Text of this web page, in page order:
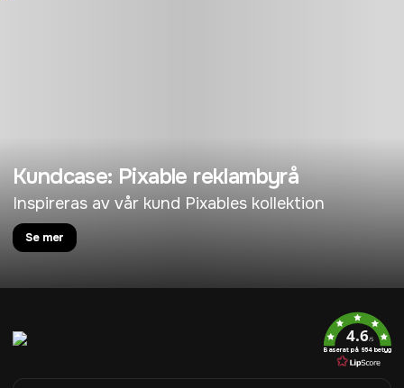
Kundcase: Pixable reklambyrå
Inspireras av vår kund Pixables kollektion
Se mer
4.6/5
Baserat på 954 betyg